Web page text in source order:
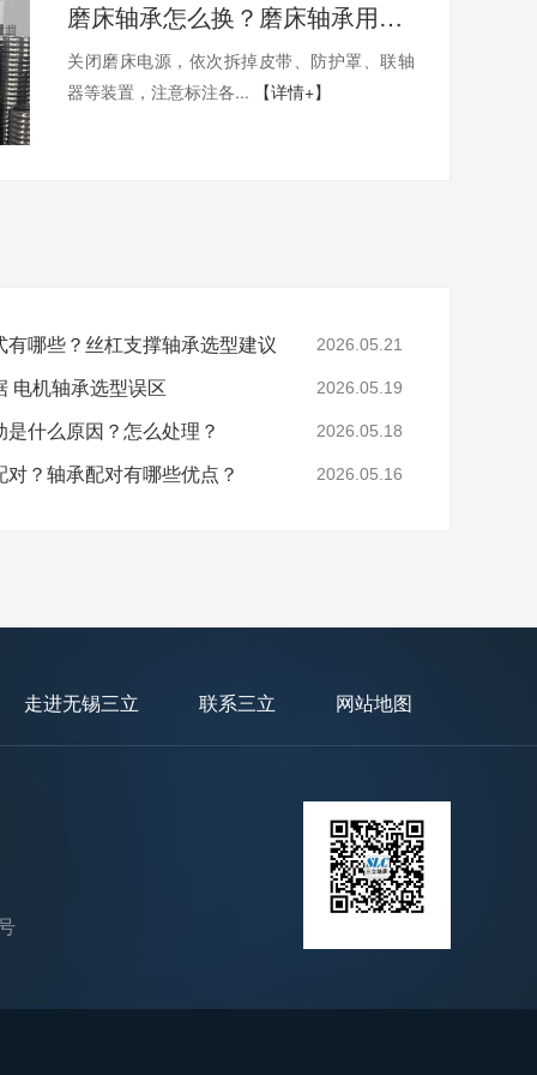
磨床轴承怎么换？磨床轴承用哪家的比较好？
关闭磨床电源，依次拆掉皮带、防护罩、联轴
器等装置，注意标注各...
【详情+】
哪些？丝杠支撑轴承选型建议 2026.05.21
电机轴承选型误区 2026.05.19
什么原因？怎么处理？ 2026.05.18
？轴承配对有哪些优点？ 2026.05.16
走进无锡三立 联系三立 网站地图